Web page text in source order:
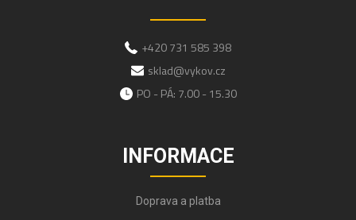
+420 731 585 398
sklad@vykov.cz
PO - PÁ: 7.00 - 15.30
INFORMACE
Doprava a platba